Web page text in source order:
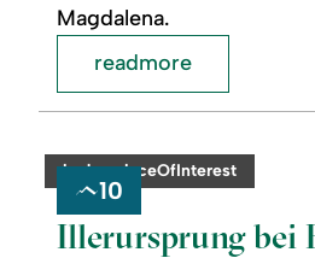
Magdalena.
readmore
category:
badge.placeOfInterest
10
Illerursprung bei
readmore:
bei